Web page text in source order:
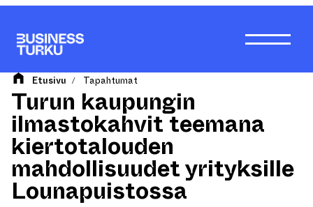
Etusivu / Tapahtumat
Turun kaupungin
ilmastokahvit teemana
kiertotalouden
mahdollisuudet yrityksille
Lounapuistossa